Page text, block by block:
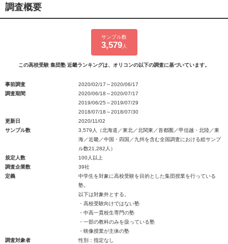
調査概要
サンプル数
3,579人
この高校受験 集団塾 近畿ランキングは、オリコンの以下の調査に基づいています。
事前調査
2020/02/17～2020/06/17
調査期間
2020/06/18～2020/07/17
2019/06/25～2019/07/29
2018/07/18～2018/07/30
更新日
2020/11/02
サンプル数
3,579人（北海道／東北／北関東／首都圏／甲信越・北陸／東
海／近畿／中国・四国／九州を含む全国調査における総サンプ
ル数21,282人）
規定人数
100人以上
調査企業数
39社
定義
中学生を対象に高校受験を目的とした集団授業を行っている
塾。
以下は対象外とする。
・高校受験向けではない塾
・中高一貫校生専門の塾
・一部の教科のみを扱っている塾
・映像授業が主体の塾
調査対象者
性別：指定なし